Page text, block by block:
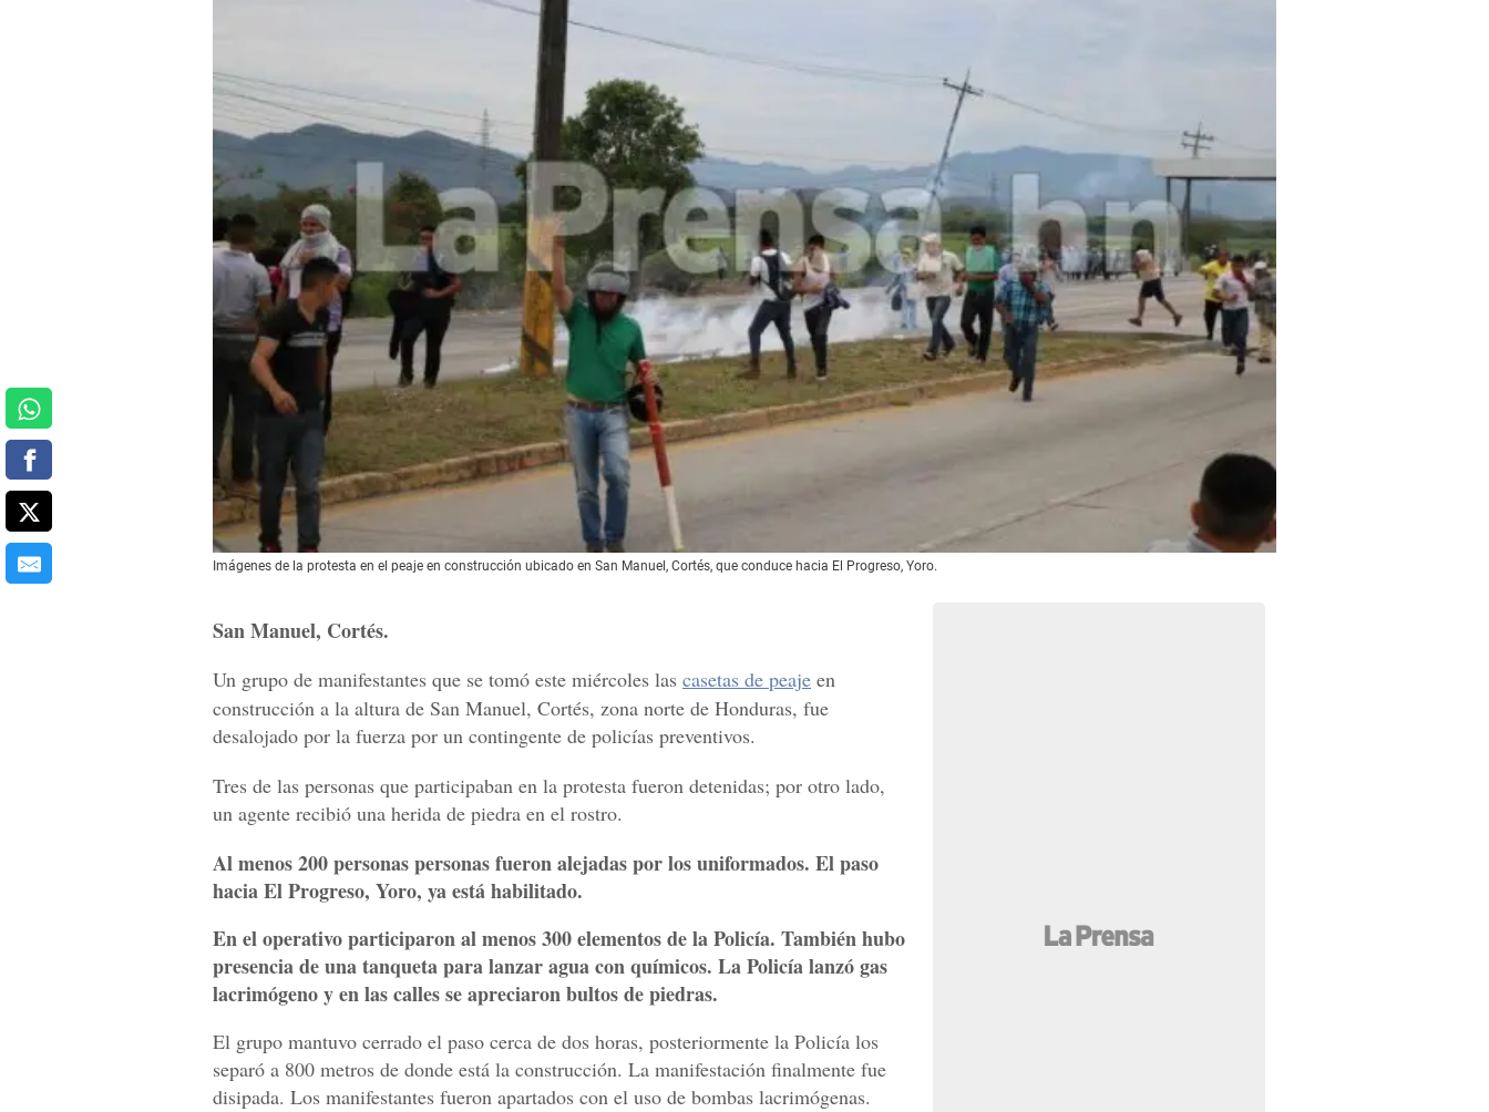
Imágenes de la protesta en el peaje en construcción ubicado en San Manuel, Cortés, que conduce hacia El Progreso, Yoro.
San Manuel, Cortés.
Un grupo de manifestantes que se tomó este miércoles las casetas de peaje en
construcción a la altura de San Manuel, Cortés, zona norte de Honduras, fue
desalojado por la fuerza por un contingente de policías preventivos.
Tres de las personas que participaban en la protesta fueron detenidas; por otro lado,
un agente recibió una herida de piedra en el rostro.
Al menos 200 personas personas fueron alejadas por los uniformados. El paso
hacia El Progreso, Yoro, ya está habilitado.
En el operativo participaron al menos 300 elementos de la Policía. También hubo
presencia de una tanqueta para lanzar agua con químicos. La Policía lanzó gas
lacrimógeno y en las calles se apreciaron bultos de piedras.
El grupo mantuvo cerrado el paso cerca de dos horas, posteriormente la Policía los
separó a 800 metros de donde está la construcción. La manifestación finalmente fue
disipada. Los manifestantes fueron apartados con el uso de bombas lacrimógenas.